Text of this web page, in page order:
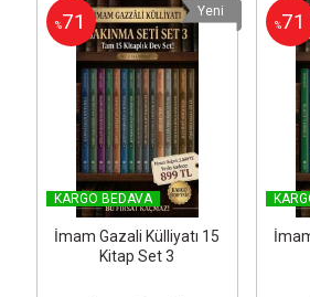
%71 Yeni
KARGO BEDAVA
İmam Gazali Külliyatı 15
Kitap Set 3
%71